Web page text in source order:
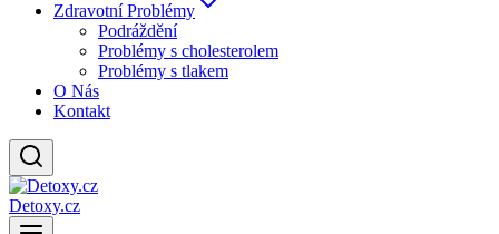
Zdravotní Problémy
Podráždění
Problémy s cholesterolem
Problémy s tlakem
O Nás
Kontakt
Detoxy.cz